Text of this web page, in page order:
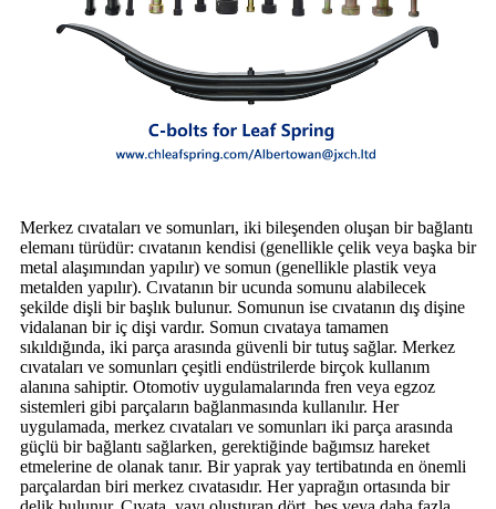
Merkez cıvataları ve somunları, iki bileşenden oluşan bir bağlantı
elemanı türüdür: cıvatanın kendisi (genellikle çelik veya başka bir
metal alaşımından yapılır) ve somun (genellikle plastik veya
metalden yapılır). Cıvatanın bir ucunda somunu alabilecek
şekilde dişli bir başlık bulunur. Somunun ise cıvatanın dış dişine
vidalanan bir iç dişi vardır. Somun cıvataya tamamen
sıkıldığında, iki parça arasında güvenli bir tutuş sağlar. Merkez
cıvataları ve somunları çeşitli endüstrilerde birçok kullanım
alanına sahiptir. Otomotiv uygulamalarında fren veya egzoz
sistemleri gibi parçaların bağlanmasında kullanılır. Her
uygulamada, merkez cıvataları ve somunları iki parça arasında
güçlü bir bağlantı sağlarken, gerektiğinde bağımsız hareket
etmelerine de olanak tanır. Bir yaprak yay tertibatında en önemli
parçalardan biri merkez cıvatasıdır. Her yaprağın ortasında bir